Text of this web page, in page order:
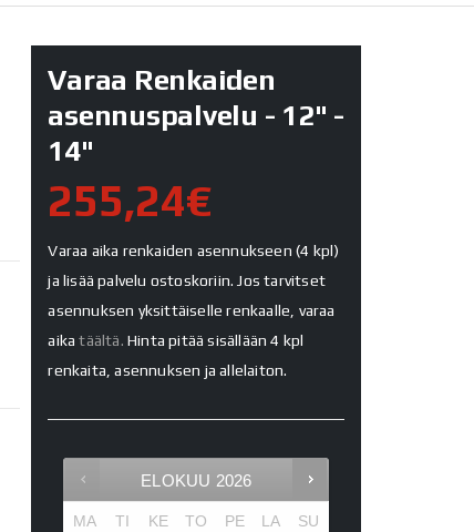
Varaa Renkaiden
asennuspalvelu - 12" -
14"
255,24€
Varaa aika renkaiden asennukseen (4 kpl)
ja lisää palvelu ostoskoriin. Jos tarvitset
asennuksen yksittäiselle renkaalle, varaa
aikatäältä. Hinta pitää sisällään 4 kpl
renkaita, asennuksen ja allelaiton.
ELOKUU 2026
MA TI KE TO PE LA SU